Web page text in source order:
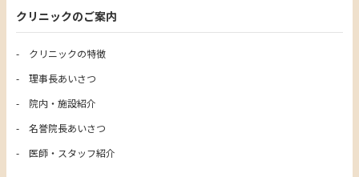
クリニックのご案内
クリニックの特徴
理事長あいさつ
院内・施設紹介
名誉院長あいさつ
医師・スタッフ紹介